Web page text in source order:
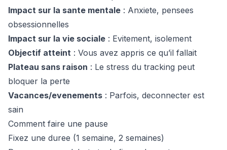
Impact sur la sante mentale : Anxiete, pensees
obsessionnelles
Impact sur la vie sociale : Evitement, isolement
Objectif atteint : Vous avez appris ce qu’il fallait
Plateau sans raison : Le stress du tracking peut
bloquer la perte
Vacances/evenements : Parfois, deconnecter est
sain
Comment faire une pause
Fixez une duree (1 semaine, 2 semaines)